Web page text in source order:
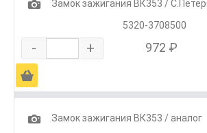
1
Замок зажигания ВК353 /
5320-3708500
- + 972 ₽
Ä
1
Замок зажигания ВК353 / аналог